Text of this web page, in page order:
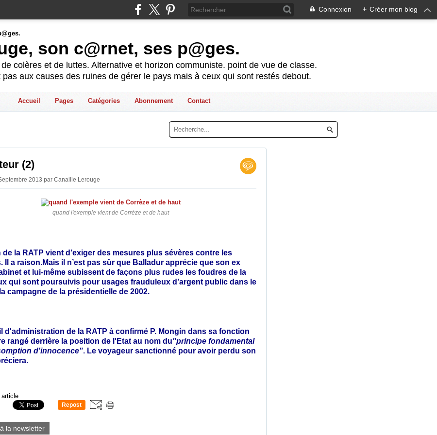
Connexion + Créer mon blog
son c@rnet, ses p@ges.
colères et de luttes. Alternative et horizon communiste. point de vue de classe.
aux causes des ruines de gérer le pays mais à ceux qui sont restés debout.
Accueil Pages Catégories Abonnement Contact
(2)
2013 par Canaille Lerouge
quand l'exemple vient de Corrèze et de haut
de la RATP vient d’exiger des mesures plus sévères contre les
Il a raison.Mais il n’est pas sûr que Balladur apprécie que son ex
et lui-même subissent de façons plus rudes les foudres de la
qui sont poursuivis pour usages frauduleux d’argent public dans le
campagne de la présidentielle de 2002.
d'administration de la RATP à confirmé P. Mongin dans sa fonction
rangé derrière la position de l'Etat au nom du"principe fondamental
d'innocence". Le voyageur sanctionné pour avoir perdu son
article
Repost
la newsletter